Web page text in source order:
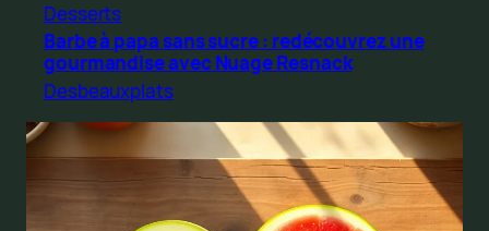
Desserts
Barbe à papa sans sucre : redécouvrez une
gourmandise avec Nuage Resnack
Desbeauxplats